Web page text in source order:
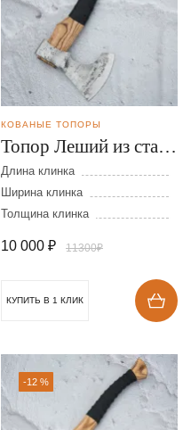
КОВАНЫЕ ТОПОРЫ
Топор Леший из стали
9ХС
Длина клинка
Ширина клинка
Толщина клинка
10 000 ₽ 11300₽
КУПИТЬ В 1 КЛИК
-12 %